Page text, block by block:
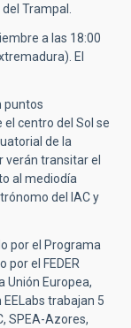
Trampal.
a las 18:00
El
puntos
centro del Sol se
de la
verán transitar el
al mediodía
del IAC y
por el Programa
por el FEDER
Unión Europea,
trabajan 5
SPEA-Azores,